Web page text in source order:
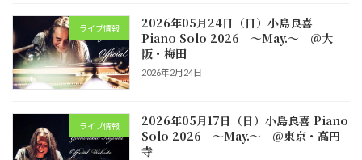
ライブ情報
2026年05月24日（日）小島良喜
Piano Solo 2026 ～May.～ @大
阪・梅田
2026年2月24日
ライブ情報
2026年05月17日（日）小島良喜 Piano
Solo 2026 ～May.～ @東京・高円
寺